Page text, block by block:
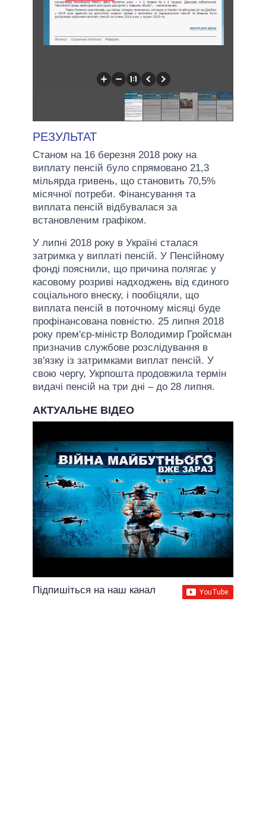
РЕЗУЛЬТАТ
Станом на 16 березня 2018 року на
виплату пенсій було спрямовано 21,3
мільярда гривень, що становить 70,5%
місячної потреби. Фінансування та
виплата пенсій відбувалася за
встановленим графіком.
У липні 2018 року в Україні сталася
затримка у виплаті пенсій. У Пенсійному
фонді пояснили, що причина полягає у
касовому розриві надходжень від єдиного
соціального внеску, і пообіцяли, що
виплата пенсій в поточному місяці буде
профінансована повністю. 25 липня 2018
року прем'єр-міністр Володимир Гройсман
призначив службове розслідування в
зв'язку із затримками виплат пенсій. У
свою чергу, Укрпошта продовжила термін
видачі пенсій на три дні – до 28 липня.
АКТУАЛЬНЕ ВІДЕО
Підпишіться на наш канал